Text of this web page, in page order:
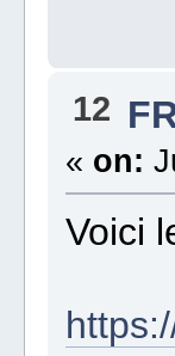
12
« on:
Voici